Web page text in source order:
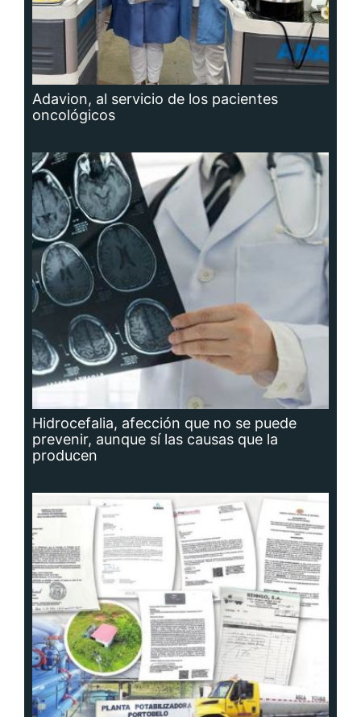
Adavion, al servicio de los pacientes
oncológicos
Hidrocefalia, afección que no se puede
prevenir, aunque sí las causas que la
producen